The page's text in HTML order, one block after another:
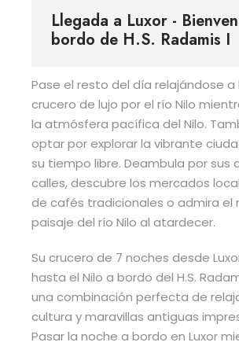
Llegada a Luxor -
bordo de H.S. Radamis I
Pase el resto del día relajándose a
crucero de lujo por el río Nilo
la atmósfera pacífica del Nilo.
optar por explorar la vibrante
su tiempo libre. Deambula por sus
calles, descubre los mercados
de cafés tradicionales o admira el
paisaje del río Nilo al atardecer.
Su crucero de 7 noches desde
hasta el Nilo a bordo del H.S.
una combinación perfecta de
cultura y maravillas antiguas
Pasar la noche a bordo en Luxor